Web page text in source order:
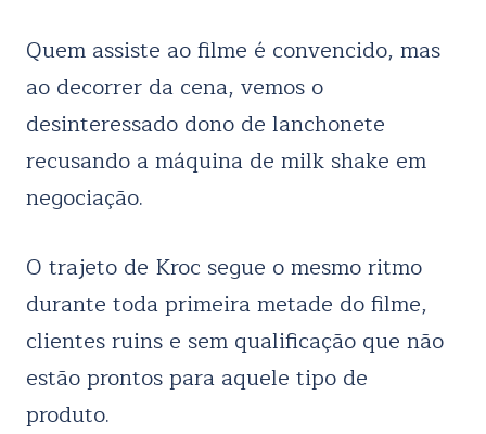
Quem assiste ao filme é convencido, mas
ao decorrer da cena, vemos o
desinteressado dono de lanchonete
recusando a máquina de milk shake em
negociação.
O trajeto de Kroc segue o mesmo ritmo
durante toda primeira metade do filme,
clientes ruins e sem qualificação que não
estão prontos para aquele tipo de
produto.